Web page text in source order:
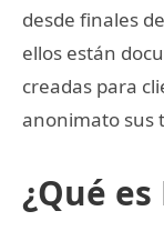
desde finales
ellos están
creadas para
anonimato sus
¿Qué